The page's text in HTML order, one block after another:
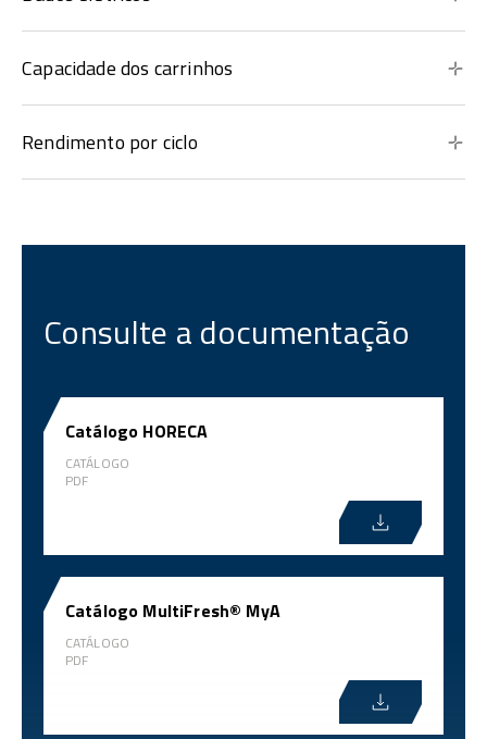
Capacidade dos carrinhos
Rendimento por ciclo
Consulte a documentação
Catálogo HORECA
CATÁLOGO
PDF
Catálogo MultiFresh® MyA
CATÁLOGO
PDF